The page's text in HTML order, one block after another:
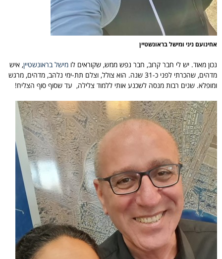
אחינועם ניני ומישל בראונשטיין
נכון מאוד. יש לי חבר קרוב, חבר נפש ממש, שקוראים לו מישל בראונשטיין, איש
מדהים, שהכרתי לפני כ-31 שנה. הוא צולל, וצלם תת-ימי נלהב, מדהים, מרגש
ומופלא. שנים רבות מנסה לשכנע אותי ללמוד צלילה, עד שסוף סוף הצליח!